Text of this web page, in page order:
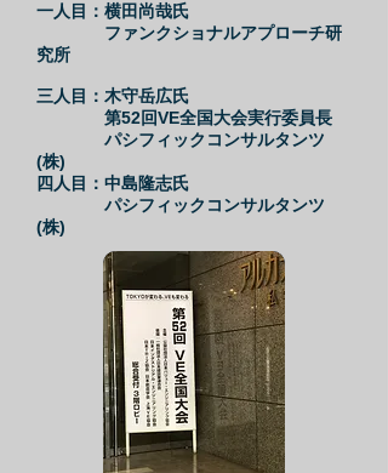
一人目：横田尚哉氏
​ ファンクショナルアプローチ研
究所
三人目：木守岳広氏
第52回VE全国大会実行委員長
パシフィックコンサルタンツ
(株)
四人目：中島隆志氏
パシフィックコンサルタンツ
(株)